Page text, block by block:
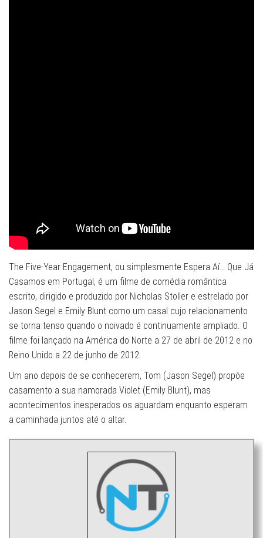
The Five-Year Engagement, ou simplesmente Espera Aí… Que Já
Casamos em Portugal, é um filme de comédia romântica
escrito, dirigido e produzido por Nicholas Stoller e estrelado por
Jason Segel e Emily Blunt como um casal cujo relacionamento
se torna tenso quando o noivado é continuamente ampliado. O
filme foi lançado na América do Norte a 27 de abril de 2012 e no
Reino Unido a 22 de junho de 2012.
Um ano depois de se conhecerem, Tom (Jason Segel) propõe
casamento a sua namorada Violet (Emily Blunt), mas
acontecimentos inesperados os aguardam enquanto esperam
a caminhada juntos até o altar.